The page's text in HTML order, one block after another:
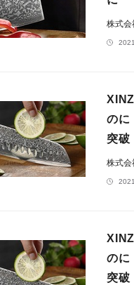
株式会
のに
突破
株式会
のに
突破